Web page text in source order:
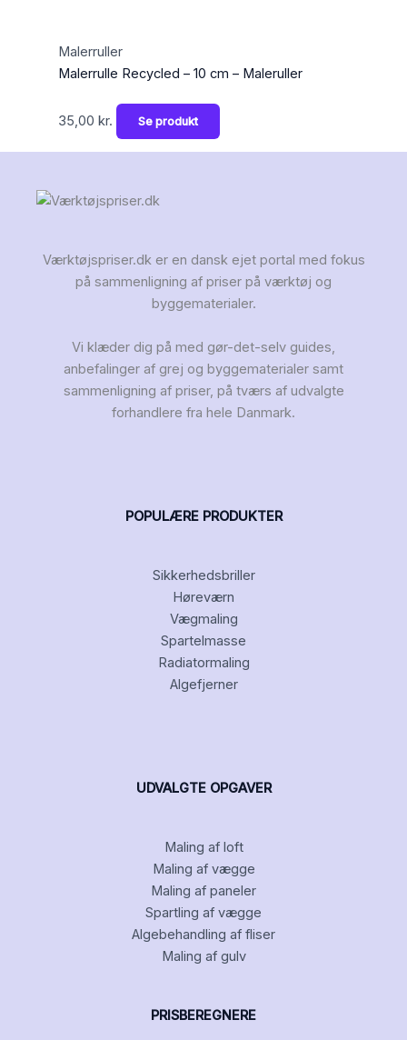
Malerruller
Malerrulle Recycled – 10 cm – Maleruller
35,00 kr. Se produkt
Værktøjspriser.dk er en dansk ejet portal med fokus
på sammenligning af priser på værktøj og
byggematerialer.
Vi klæder dig på med gør-det-selv guides,
anbefalinger af grej og byggematerialer samt
sammenligning af priser, på tværs af udvalgte
forhandlere fra hele Danmark.
POPULÆRE PRODUKTER
Sikkerhedsbriller
Høreværn
Vægmaling
Spartelmasse
Radiatormaling
Algefjerner
UDVALGTE OPGAVER
Maling af loft
Maling af vægge
Maling af paneler
Spartling af vægge
Algebehandling af fliser
Maling af gulv
PRISBEREGNERE